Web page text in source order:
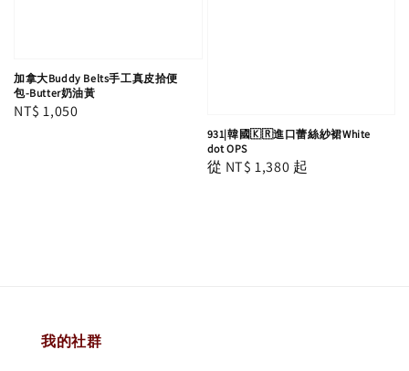
加拿大Buddy Belts手工真皮拾便
包-Butter奶油黃
Regular
NT$ 1,050
931|韓國🇰🇷進口蕾絲紗裙White
dot OPS
Regular
從 NT$ 1,380 起
我的社群